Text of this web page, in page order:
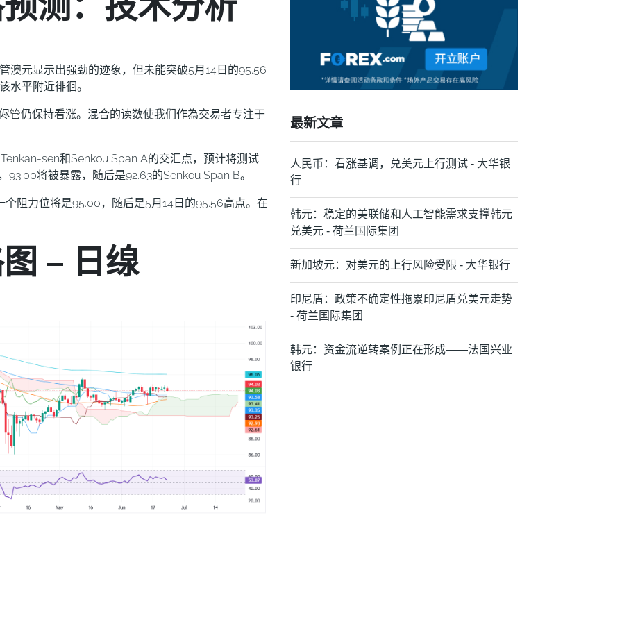
澳元显示出强劲的迹象，但未能突破5月14日的95.56
水平附近徘徊。
管仍保持看涨。混合的读数使我们作為交易者专注于
sen和Senkou Span A的交汇点，预计将测试
将被暴露，随后是92.63的Senkou Span B。
阻力位将是95.00，随后是5月14日的95.56高点。在
– 日缐
最新文章
人民币：看涨基调，兑美元上行测试 - 大华银
行
韩元：稳定的美联储和人工智能需求支撑韩元
兑美元 - 荷兰国际集团
新加坡元：对美元的上行风险受限 - 大华银行
印尼盾：政策不确定性拖累印尼盾兑美元走势
- 荷兰国际集团
韩元：资金流逆转案例正在形成——法国兴业
银行